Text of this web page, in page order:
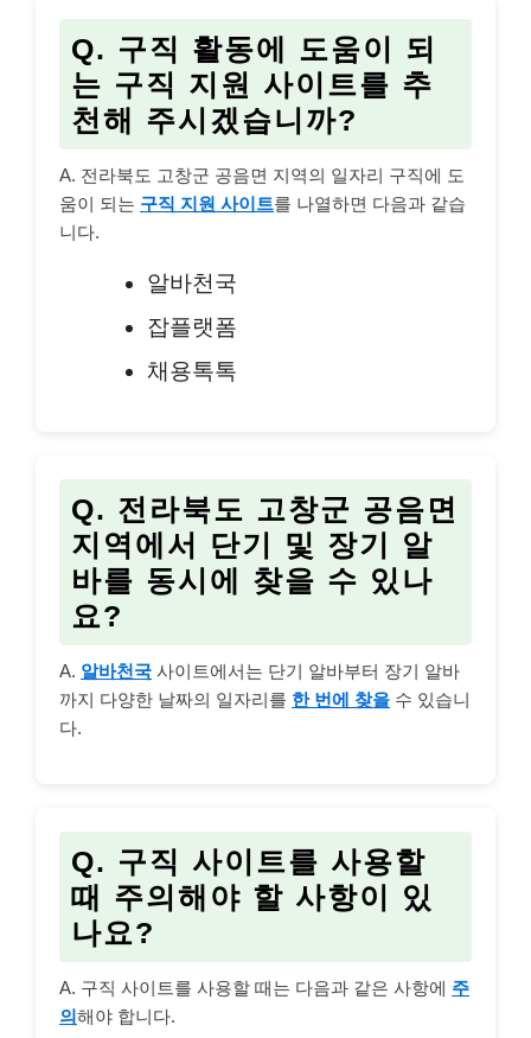
Q. 구직 활동에 도움이 되
는 구직 지원 사이트를 추
천해 주시겠습니까?
A. 전라북도 고창군 공음면 지역의 일자리 구직에 도
움이 되는 구직 지원 사이트를 나열하면 다음과 같습
니다.
알바천국
잡플랫폼
채용톡톡
Q. 전라북도 고창군 공음면
지역에서 단기 및 장기 알
바를 동시에 찾을 수 있나
요?
A. 알바천국 사이트에서는 단기 알바부터 장기 알바
까지 다양한 날짜의 일자리를 한 번에 찾을 수 있습니
다.
Q. 구직 사이트를 사용할
때 주의해야 할 사항이 있
나요?
A. 구직 사이트를 사용할 때는 다음과 같은 사항에 주
의해야 합니다.